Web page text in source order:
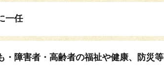
一任
障害者・高齢者の福祉や健康、防災等